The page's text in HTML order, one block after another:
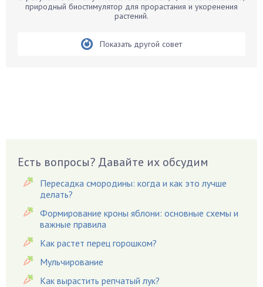
Бобовые
Вредители
Гардения
Гацания
Гвоздики
Георгины
Герань
Гиацинт
Гибискус
природный биостимулятор для прорастания и укоренения
растений.
Показать другой совет
Есть вопросы? Давайте их обсудим
Пересадка смородины: когда и как это лучше
делать?
Формирование кроны яблони: основные схемы и
важные правила
Как растет перец горошком?
Мульчирование
Как вырастить репчатый лук?